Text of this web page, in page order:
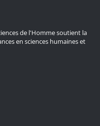
de l'Homme soutient la
en sciences humaines et